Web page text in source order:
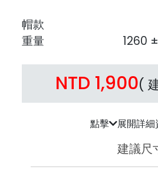
帽款
重量
1260
NTD 1,900(
點擊 展開詳細
建議尺